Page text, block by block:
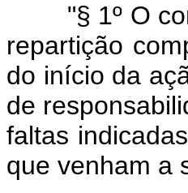
"§ 1º O
repartição
do início da
de
faltas
que venham a